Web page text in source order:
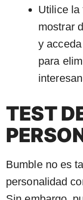
Utilice la
mostrar
y
para
TEST
Bumble no es
personalidad